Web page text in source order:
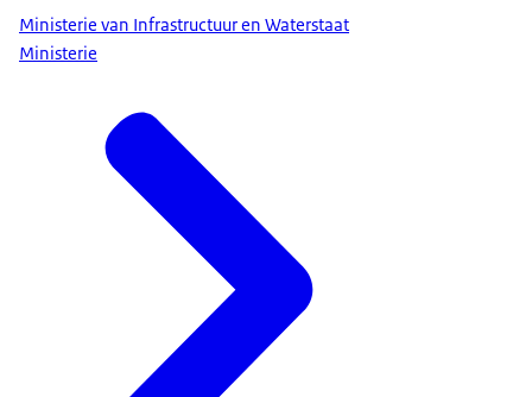
Ministerie van Infrastructuur en Waterstaat
Ministerie